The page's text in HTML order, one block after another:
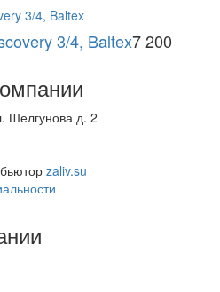
3/4, Baltex7 200
Шелгунова д. 2
zaliv.su